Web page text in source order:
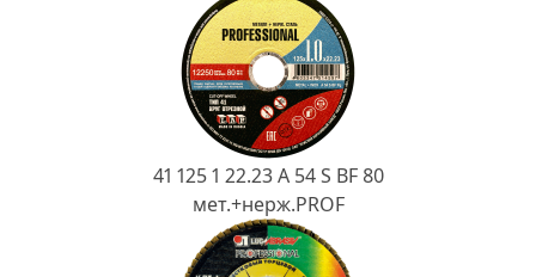
41 125 1 22.23 A 54 S BF 80
мет.+нерж.PROF